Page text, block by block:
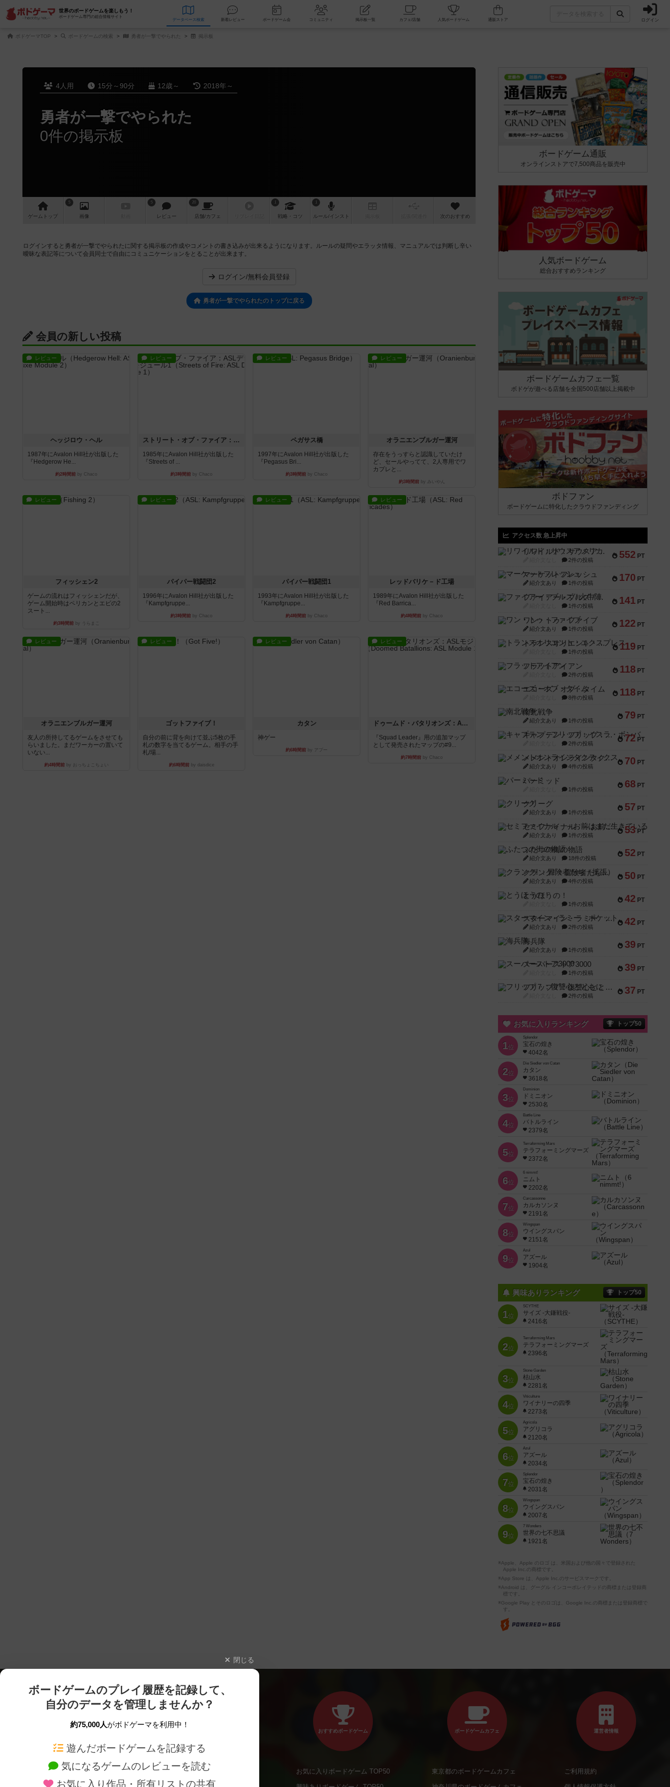
世界のボードゲームを楽しもう！
ボードゲーム専門の総合情報サイト
データベース 検索 新着レビュー ボードゲーム会 コミュニティ 掲示板一覧 カフェ/店舗 人気ボードゲーム ログイン
ボドゲーマTOP ボードゲームの検索 勇者が一撃でやられた 掲示板
4人用 15分～90分 12歳～ 2018年～
勇者が一撃でやられた
0件の掲示板
ゲーム トップ
5
画像
5
レビュー
20
店舗/カフェ
1
戦略 ・コツ
1
ルール/インスト 次のおすすめ
ログインすると勇者が一撃でやられたに関する掲示板の作成やコメントの書き込みが出来るようになります。ルールの疑問やエラッタ情報、マニュアルでは判断し辛い
曖昧な表記等について会員同士で自由にコミュニケーションをとることが出来ます。
ログイン/無料会員登録
勇者が一撃でやられたのトップに戻る
会員の新しい投稿
レビュー
ヘッジロウ・ヘル
1987年にAvalon Hill社が出版した
『Hedgerow He...
約2時間前 by Chaco
レビュー
ストリート・オブ・ファイア：ASLデラックスモジュール1
1985年にAvalon Hill社が出版した
『Streets of ...
約3時間前 by Chaco
レビュー
ペガサス橋
1997年にAvalon Hill社が出版した
『Pegasus Bri...
約3時間前 by Chaco
レビュー
オラニエンブルガー運河
存在をうっすらと認識していたけ
ど、セールやってて、2人専用でワ
カプレと...
約3時間前by みいやん
レビュー
フィッシェン2
ゲームの流れはフィッシェンだが、
ゲーム開始時はペリカンとエビの2
スート...
約3時間前by うらまこ
レビュー
パイパー戦闘団2
1996年にAvalon Hill社が出版した
『Kampfgruppe...
約3時間前 by Chaco
レビュー
パイパー戦闘団1
1993年にAvalon Hill社が出版した
『Kampfgruppe...
約4時間前 by Chaco
レビュー
レッドバリケ－ド工場
1989年にAvalon Hill社が出版した
『Red Barrica...
約4時間前 by Chaco
レビュー
オラニエンブルガー運河
友人の所持してるゲームをさせても
らいました。まだワーカーの置いて
いない...
約4時間前by おっちょこちょい
レビュー
ゴットファイブ！
自分の前に背を向けて並ぶ5枚の手
札の数字を当てるゲーム。相手の手
札/場...
約6時間前by daisdice
レビュー
カタン
神ゲー
約6時間前 by アプー
レビュー
ドゥームド・バタリオンズ：ASLモジュール11
『Squad Leader』用の追加マップ
として発売されたマップの#9...
約7時間前 by Chaco
ボードゲーム通販
オンラインストアで7,500商品を販売中
人気ボードゲーム
総合おすすめランキング
ボードゲームカフェ一覧
ボドゲが遊べる店舗を全国500店舗以上掲載中
ボドファン
ボードゲームに特化したクラウドファンディング
アクセス数 急上昇中
552 PT
リワイルド：サウスアメリカ
2件の投稿
170 PT
マーケットフレッシュ
紹介文あり 1件の投稿
141 PT
ファイアー・ブルズ / 火牛陣
1件の投稿
122 PT
ワン・トゥ・ファイブ
紹介文あり 1件の投稿
119 PT
トランスオリエント・エクスプレス
1件の投稿
118 PT
フラットアイアン
2件の投稿
118 PT
エコーズ・オブ・タイム
8件の投稿
79 PT
南北戦争
紹介文あり 1件の投稿
72 PT
キャプテン・フリップ：イスラ・ボンバ
2件の投稿
70 PT
メメントオンラインタクティクス
紹介文あり 4件の投稿
68 PT
パーミッド
1件の投稿
57 PT
クリーグ
紹介文あり 1件の投稿
53 PT
セミファイナル ～お前はまだ生きている～
紹介文あり 1件の投稿
52 PT
ふたつの街の物語
紹介文あり 18件の投稿
50 PT
クランク! ：冒険者たち（拡張）
紹介文あり 4件の投稿
42 PT
とうほうの！
1件の投稿
42 PT
スターマイン・ラミー ポケット
紹介文あり 2件の投稿
39 PT
海兵隊
紹介文あり 1件の投稿
39 PT
スーパーストア3000
1件の投稿
37 PT
フリップ７：復讐心とともに
2件の投稿
お気に入りランキング トップ50
1位
Splendor
宝石の煌き
4042名
2位
Die Siedler von Catan
カタン
3618名
3位
Dominion
ドミニオン
2530名
4位
Battle Line
バトルライン
2379名
5位
Terraforming Mars
テラフォーミングマーズ
2372名
6位
6 nimmt!
ニムト
2202名
7位
Carcassonne
カルカソンヌ
2191名
8位
Wingspan
ウイングスパン
2151名
9位
Azul
アズール
1904名
興味ありランキング トップ50
1位
SCYTHE
サイズ -大鎌戦役-
2416名
2位
Terraforming Mars
テラフォーミングマーズ
2396名
3位
Stone Garden
枯山水
2281名
4位
Viticulture
ワイナリーの四季
2273名
5位
Agricola
アグリコラ
2120名
6位
Azul
アズール
2034名
7位
Splendor
宝石の煌き
2031名
8位
Wingspan
ウイングスパン
2007名
9位
7 Wonders
世界の七不思議
1921名
※Apple、Apple のロゴ は、米国および他の国々で登録された
Apple Inc.の商標です。
※App Store は、Apple Inc.のサービスマークです。
※Android は、グーグル インコーポレイテッドの商標または登録商
標です。
※Google Play とそのロゴは、Google Inc.の商標または登録商標で
す。
閉じる
ボードゲームのプレイ履歴を記録して、
自分のデータを管理しませんか？
約75,000人がボドゲーマを利用中！
遊んだボードゲームを記録する
気になるゲームのレビューを読む
お気に入り作品・所有リストの共有
ボードゲームを検索する 新作・再入荷情報
おすすめボードゲーム
お気に入りボードゲーム TOP50
ボードゲームカフェ
東京都のボードゲームカフェ
運営者情報
ご利用規約